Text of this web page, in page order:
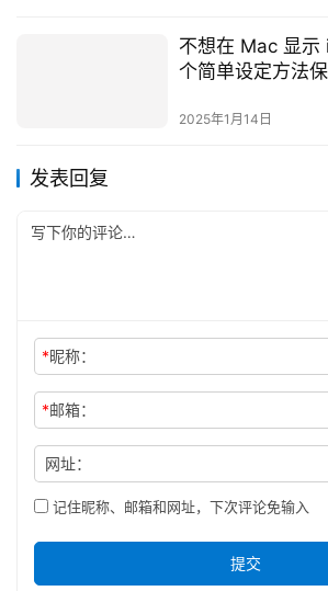
不想在 Mac 显示
个简单设定方法
2025年1月14日
发表回复
*昵称：
*邮箱：
网址：
记住昵称、邮箱和网址，下次评论免输入
提交